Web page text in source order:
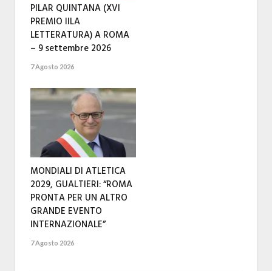
PILAR QUINTANA (XVI
PREMIO IILA
LETTERATURA) A ROMA
– 9 settembre 2026
7 Agosto 2026
MONDIALI DI ATLETICA
2029, GUALTIERI: “ROMA
PRONTA PER UN ALTRO
GRANDE EVENTO
INTERNAZIONALE”
7 Agosto 2026